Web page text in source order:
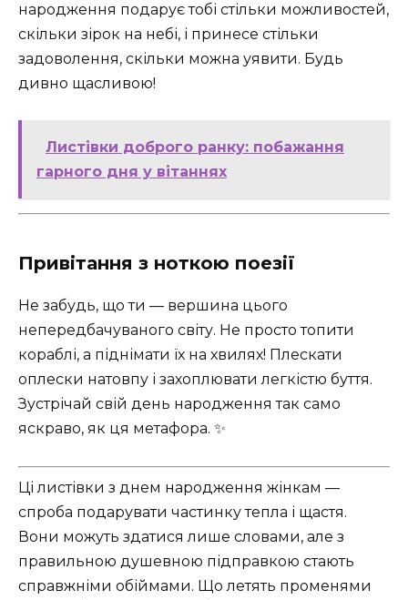
народження подарує тобі стільки можливостей,
скільки зірок на небі, і принесе стільки
задоволення, скільки можна уявити. Будь
дивно щасливою!
Листівки доброго ранку: побажання
гарного дня у вітаннях
Привітання з ноткою поезії
Не забудь, що ти — вершина цього
непередбачуваного світу. Не просто топити
кораблі, а піднімати їх на хвилях! Плескати
оплески натовпу і захоплювати легкістю буття.
Зустрічай свій день народження так само
яскраво, як ця метафора. ✨
Ці листівки з днем народження жінкам —
спроба подарувати частинку тепла і щастя.
Вони можуть здатися лише словами, але з
правильною душевною підправкою стають
справжніми обіймами. Що летять променями